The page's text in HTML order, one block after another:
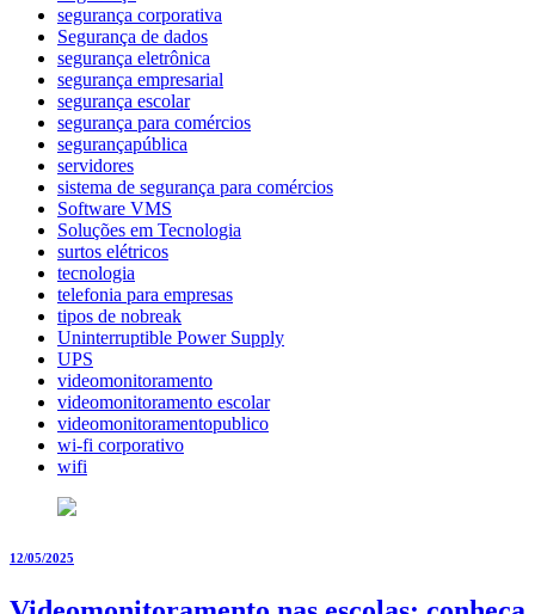
segurança corporativa
Segurança de dados
segurança eletrônica
segurança empresarial
segurança escolar
segurança para comércios
segurançapública
servidores
sistema de segurança para comércios
Software VMS
Soluções em Tecnologia
surtos elétricos
tecnologia
telefonia para empresas
tipos de nobreak
Uninterruptible Power Supply
UPS
videomonitoramento
videomonitoramento escolar
videomonitoramentopublico
wi-fi corporativo
wifi
12/05/2025